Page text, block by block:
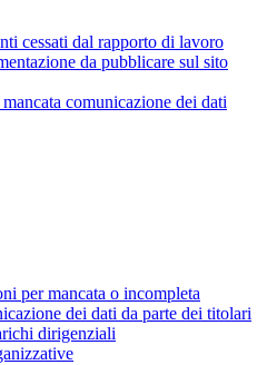
cessati dal rapporto di lavoro
da pubblicare sul sito
comunicazione dei dati
per mancata o incompleta
dei dati da parte dei titolari
dirigenziali